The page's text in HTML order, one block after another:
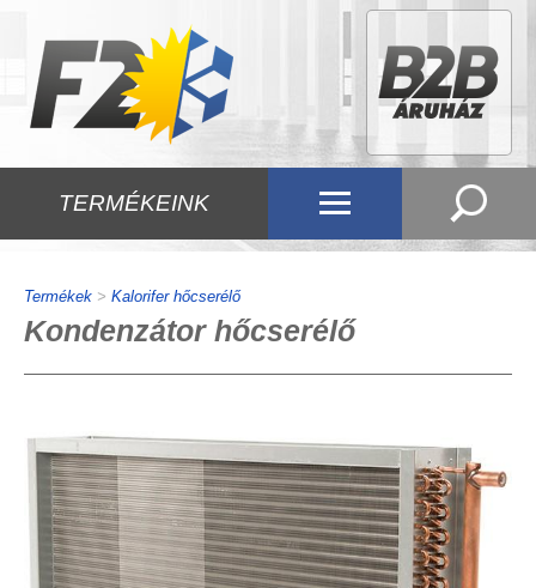
TERMÉKEINK
Termékek > Kalorifer hőcserélő
Kondenzátor hőcserélő